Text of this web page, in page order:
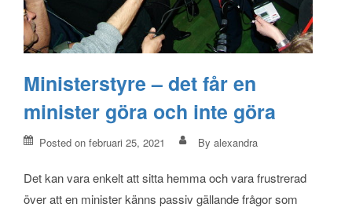
Ministerstyre – det får en
minister göra och inte göra
Posted on februari 25, 2021 By alexandra
Det kan vara enkelt att sitta hemma och vara frustrerad
över att en minister känns passiv gällande frågor som